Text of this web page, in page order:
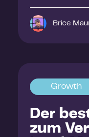
Brice
Growth
Der
zum